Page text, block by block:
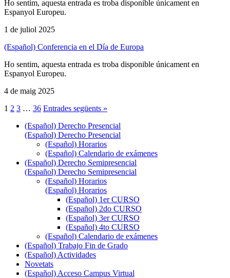
Ho sentim, aquesta entrada es troba disponible únicament en
Espanyol Europeu.
1 de juliol 2025
(Español) Conferencia en el Día de Europa
Ho sentim, aquesta entrada es troba disponible únicament en
Espanyol Europeu.
4 de maig 2025
1 2 3 … 36 Entrades següents »
(Español) Derecho Presencial
(Español) Derecho Presencial
(Español) Horarios
(Español) Calendario de exámenes
(Español) Derecho Semipresencial
(Español) Derecho Semipresencial
(Español) Horarios
(Español) Horarios
(Español) 1er CURSO
(Español) 2do CURSO
(Español) 3er CURSO
(Español) 4to CURSO
(Español) Calendario de exámenes
(Español) Trabajo Fin de Grado
(Español) Actividades
Novetats
(Español) Acceso Campus Virtual